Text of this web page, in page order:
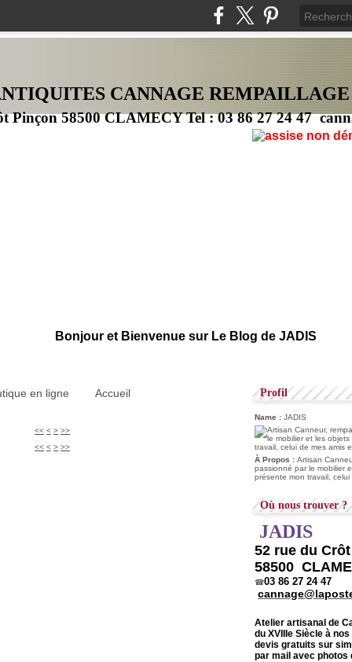
CANNAGE REMPAILLAGE
Pinçon 58500 CLAMECY Tel : 03 86 27 24 47
Bonjour et Bienvenue sur Le Blog de JADIS
en ligne Accueil
<< < > >>
<< < > >>
Profil
Name : JADIS
À Propos : Artisan
passionné par le mobilier
présente mon travail,
Où nous trouver ?
JADIS
52 rue du
58500
☎03 86 27 24 47
Atelier artisanal de
du XVIIIe Siècle à
devis gratuits sur
par mail avec photos